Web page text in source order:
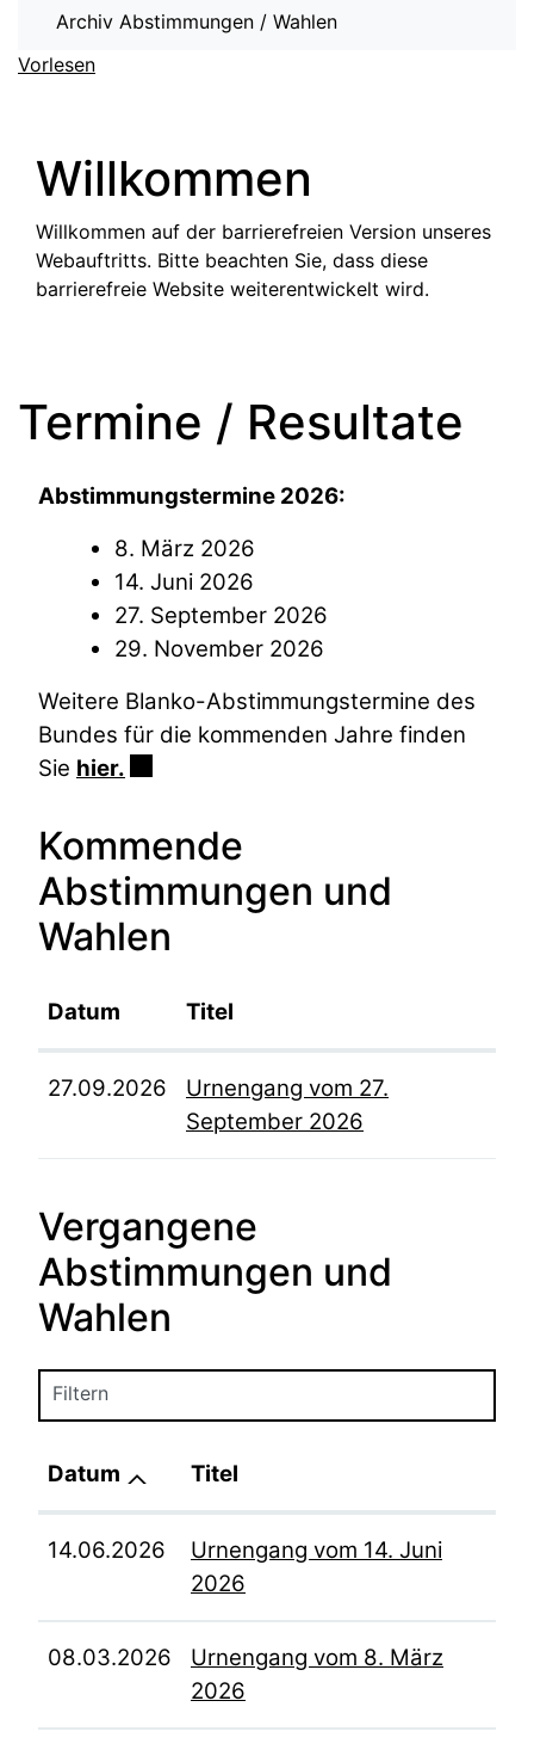
Archiv Abstimmungen / Wahlen
Vorlesen
Willkommen
Willkommen auf der barrierefreien Version unseres
Webauftritts. Bitte beachten Sie, dass diese
barrierefreie Website weiterentwickelt wird.
Termine / Resultate
Abstimmungstermine 2026:
8. März 2026
14. Juni 2026
27. September 2026
29. November 2026
Weitere Blanko-Abstimmungstermine des
Bundes für die kommenden Jahre finden
Sie hier.
Kommende
Abstimmungen und
Wahlen
Datum Titel
27.09.2026
Urnengang vom 27.
September 2026
Vergangene
Abstimmungen und
Wahlen
Filtern
Datum Titel
14.06.2026
Urnengang vom 14. Juni
2026
08.03.2026
Urnengang vom 8. März
2026